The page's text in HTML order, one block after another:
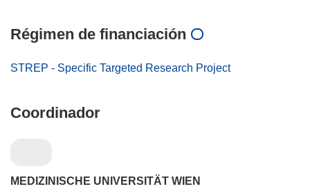
Régimen de financiación
STREP - Specific Targeted Research Project
Coordinador
MEDIZINISCHE UNIVERSITÄT WIEN